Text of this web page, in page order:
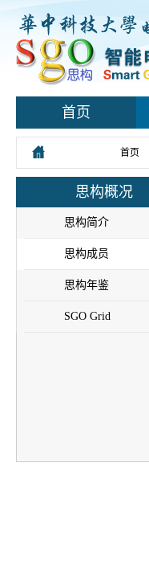
首页
首页
思构概况
思构简介
思构成员
思构年鉴
SGO Grid